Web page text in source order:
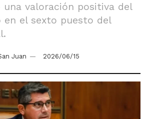
una valoración positiva del
en el sexto puesto del
Juan 2026/06/15